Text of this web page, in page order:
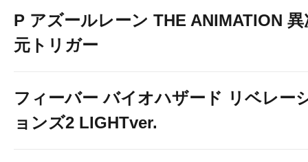
P アズールレーン THE ANIMATION 異
元トリガー
フィーバー バイオハザード リベレー
ョンズ2 LIGHTver.